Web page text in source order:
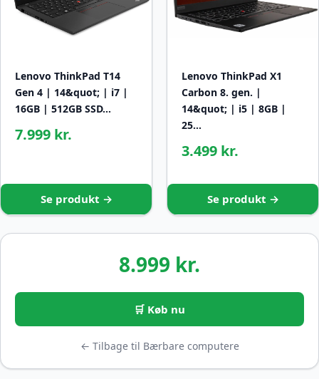
Lenovo ThinkPad T14
Gen 4 | 14&quot; | i7 |
16GB | 512GB SSD…
7.999 kr.
Se produkt →
Lenovo ThinkPad X1
Carbon 8. gen. |
14&quot; | i5 | 8GB |
25…
3.499 kr.
Se produkt →
8.999 kr.
🛒 Køb nu
← Tilbage til Bærbare computere